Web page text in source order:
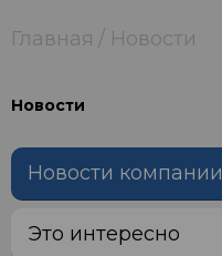
Главная Новости
Новости
Новости компании
Это интересно